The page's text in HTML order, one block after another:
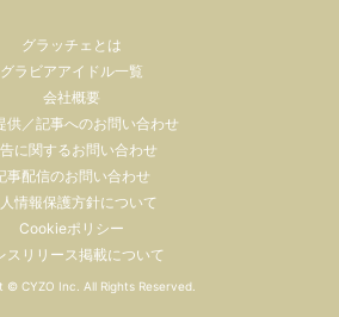
グラッチェとは
グラビアアイドル一覧
会社概要
供／記事へのお問い合わせ
に関するお問い合わせ
事配信のお問い合わせ
情報保護方針について
Cookieポリシー
スリリース掲載について
© CYZO Inc. All Rights Reserved.